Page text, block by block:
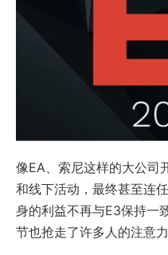
像EA、索尼这样的大公司
和线下活动，最终甚至连
身的利益不再与E3保持一
节也抢走了许多人的注意力